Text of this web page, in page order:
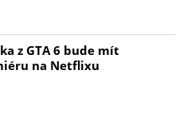
z GTA 6 bude mít
na Netflixu